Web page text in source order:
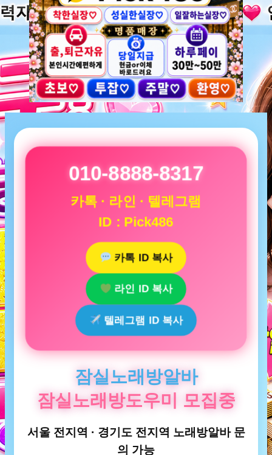
010-8888-8317
카톡 · 라인 · 텔레그램
ID : Pick486
카톡 ID 복사
라인 ID 복사
텔레그램 ID 복사
잠실노래방알바
잠실노래방도우미 모집중
서울 전지역 · 경기도 전지역 노래방알바 문
의 가능